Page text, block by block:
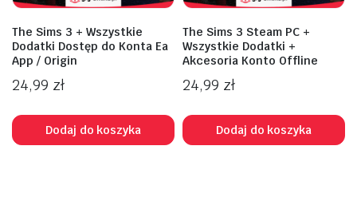
The Sims 3 + Wszystkie
Dodatki Dostęp do Konta Ea
App / Origin
24,99 zł
Dodaj do koszyka
The Sims 3 Steam PC +
Wszystkie Dodatki +
Akcesoria Konto Offline
24,99 zł
Dodaj do koszyka